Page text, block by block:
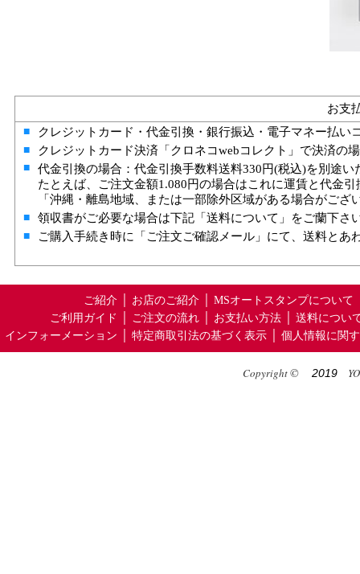
お支
■ クレジットカード・代金引換・銀行振込・電子マネー払い
■ クレジットカード決済「クロネコwebコレクト」で決済の
■
代金引換の場合：代金引換手数料送料330円(税込)を別途い
たとえば、ご注文金額1.080円の場合はこれに運賃と代金
「沖縄・離島地域、または一部除外区域がある場合がござ
■ 領収書がご必要な場合は下記「送料について」をご蘭下さ
■ ご購入手続き時に「ご注文ご確認メール」にて、送料とあ
ご紹介 お店のご紹介 MSオートスタンプについて
ご利用ガイド
ご注文の流れ お支払い方法
送料につい
インフォーメーション
特定商取引法の基づく表示 個人情報に関
Copyright© 2019